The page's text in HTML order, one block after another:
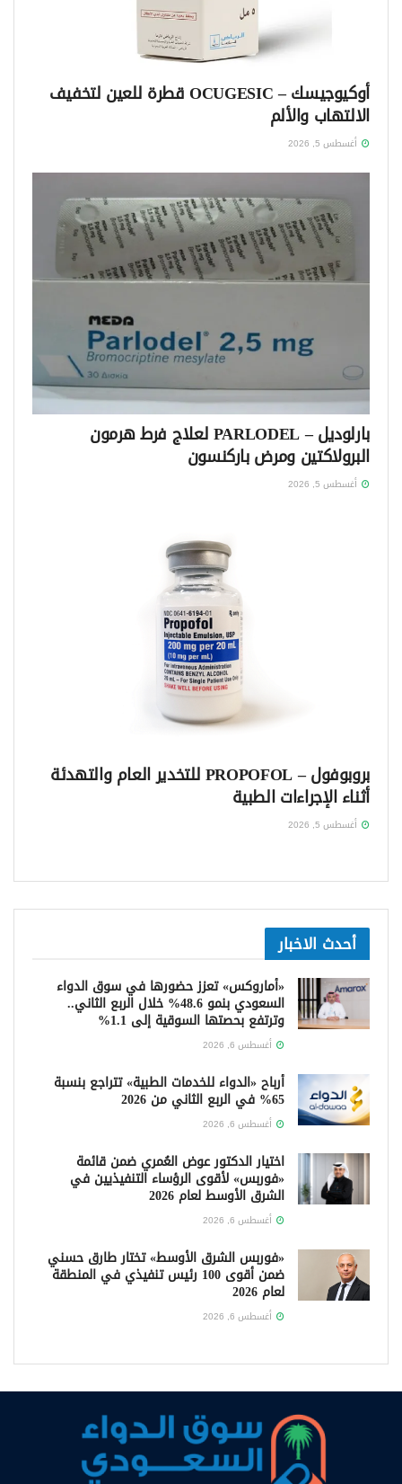
أوكيوجيسك – OCUGESIC قطرة للعين لتخفيف
الالتهاب والألم
أغسطس 5, 2026
بارلوديل – PARLODEL لعلاج فرط هرمون
البرولاكتين ومرض باركنسون
أغسطس 5, 2026
بروبوفول – PROPOFOL للتخدير العام والتهدئة
أثناء الإجراءات الطبية
أغسطس 5, 2026
أحدث الاخبار
«أماروكس» تعزز حضورها في سوق الدواء
السعودي بنمو 48.6% خلال الربع الثاني..
وترتفع بحصتها السوقية إلى 1.1%
أغسطس 6, 2026
أرباح «الدواء للخدمات الطبية» تتراجع بنسبة
65% في الربع الثاني من 2026
أغسطس 6, 2026
اختيار الدكتور عوض العُمري ضمن قائمة
«فوربس» لأقوى الرؤساء التنفيذيين في
الشرق الأوسط لعام 2026
أغسطس 6, 2026
«فوربس الشرق الأوسط» تختار طارق حسني
ضمن أقوى 100 رئيس تنفيذي في المنطقة
لعام 2026
أغسطس 6, 2026